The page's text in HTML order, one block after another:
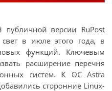
версии RuPost
в июле этого года, в
функций. Ключевым
расширение перечня
систем. К ОС Astra
сторонние Linux-